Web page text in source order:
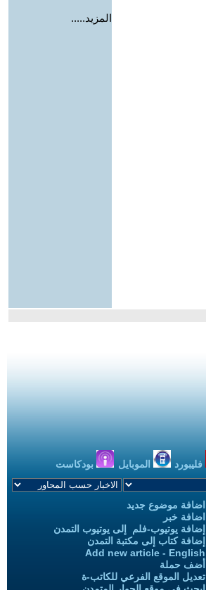
المزيد.....
فليبورد الموبايل بودكاست
اضافة موضوع جديد
اضافة خبر
إضافة يوتيوب-فلم إلى يوتيوب التمدن
إضافة كتاب إلى مكتبة التمدن
Add new article - English
أضف حملة
تعديل الموقع الفرعي للكاتب-ة